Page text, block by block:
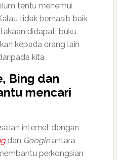
tentu menemui
tidak bernasib baik
didapati buku
kepada orang lain
kita.
Bing dan
mencari
internet dengan
dan Google antara
perkongsian